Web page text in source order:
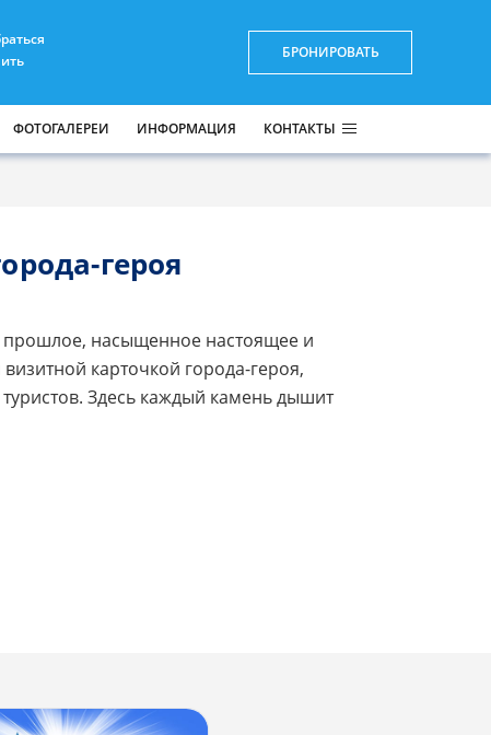
БРОНИРОВАТЬ
ФОТОГАЛЕРЕИ ИНФОРМАЦИЯ КОНТАКТЫ
героя
прошлое, насыщенное настоящее и
карточкой города-героя,
Здесь каждый камень дышит